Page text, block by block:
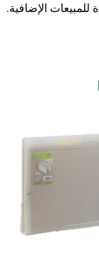
للمبيعات الإضافية.